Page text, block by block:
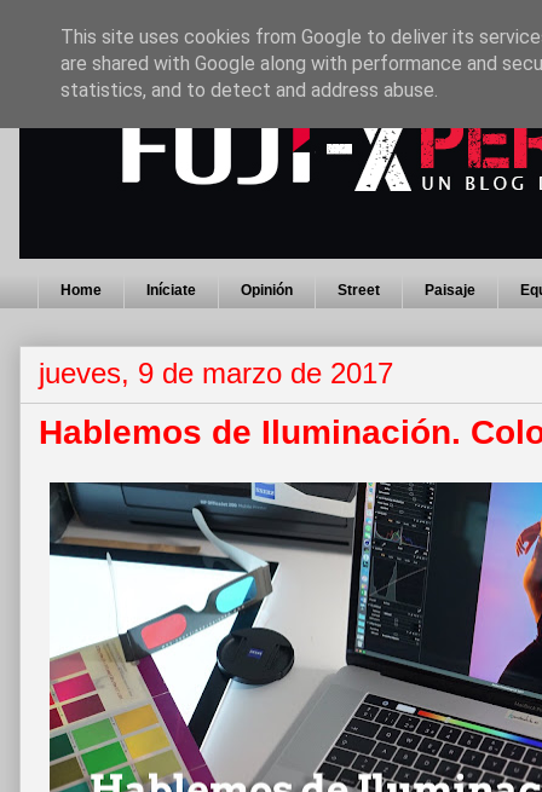
Home Iníciate Opinión Street Paisaje
jueves, 9 de marzo de 2017
Hablemos de Iluminación.
This site uses cookies from Google to deliver its
are shared with Google along with performance and
statistics, and to detect and address abuse.